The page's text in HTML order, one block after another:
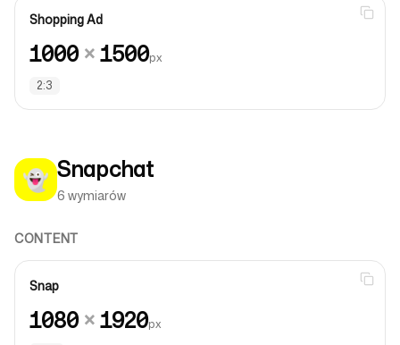
Shopping Ad
1000×1500px
2:3
👻 Snapchat
6 wymiarów
CONTENT
Snap
1080×1920px